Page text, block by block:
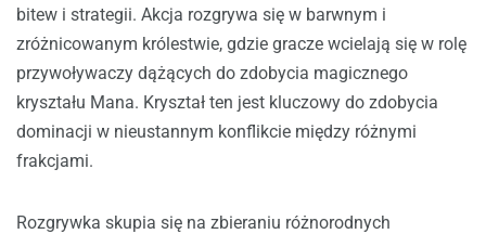
bitew i strategii. Akcja rozgrywa się w barwnym i
zróżnicowanym królestwie, gdzie gracze wcielają się w rolę
przywoływaczy dążących do zdobycia magicznego
kryształu Mana. Kryształ ten jest kluczowy do zdobycia
dominacji w nieustannym konflikcie między różnymi
frakcjami.
Rozgrywka skupia się na zbieraniu różnorodnych